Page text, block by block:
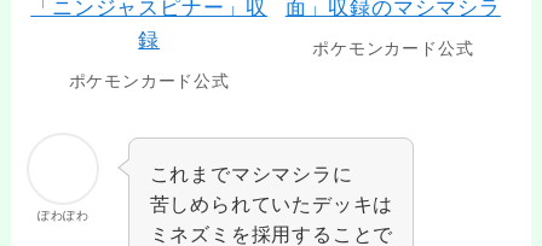
ポケモンカード公式
ポケモンカード公式
ぽわぽわ
これまでマシマシラに
苦しめられていたデッキは
ミネズミを採用することで